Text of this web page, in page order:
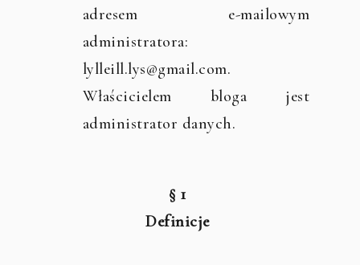
adresem e-mailowym
administratora:
lylleill.lys@gmail.com.
Właścicielem bloga jest
administrator danych.
§ 1
Definicje